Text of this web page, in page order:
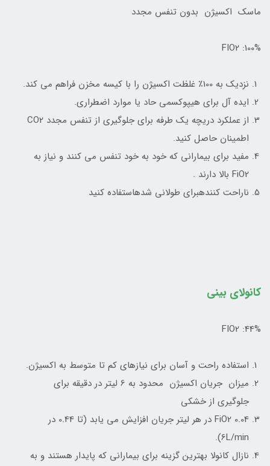
ماسک اکسیژن بدون تنفس مجدد
FIO2 :100%
نزدیک به 100٪ غلظت اکسیژن را با کیسه مخزن فراهم می کند.
ایده آل برای هیپوکسمی حاد یا موارد اضطراری.
از عملکرد دریچه یک طرفه برای جلوگیری از تنفس مجدد CO2
اطمینان حاصل کنید.
مفید برای بیمارانی که خود به خود تنفس می کنند و نیاز به
FiO2 بالا دارند .
ناراحت کنندهبرای طولانی شدهاستفاده کنید
کانولای بینی
FIO2 :44%
استفاده راحت و آسان برای نیازهای کم تا متوسط به اکسیژن.
میزان جریان اکسیژن محدود به 6 لیتر در دقیقه برای
جلوگیری از خشکی
FiO2 0.04 در هر لیتر جریان افزایش می یابد (تا 0.44 در
6L/min).
نازال کانولا بهترین گزینه برای بیمارانی که پایدار هستند و به